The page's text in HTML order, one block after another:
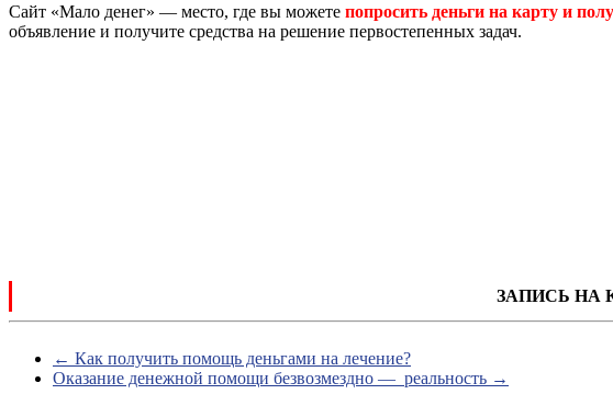
Сайт «Мало денег» — место, где вы можете попросить деньги на карту и
объявление и получите средства на решение первостепенных задач.
ЗАПИСЬ НА
← Как получить помощь деньгами на лечение?
Оказание денежной помощи безвозмездно — реальность →